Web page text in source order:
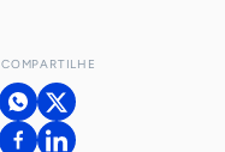
COMPARTILHE